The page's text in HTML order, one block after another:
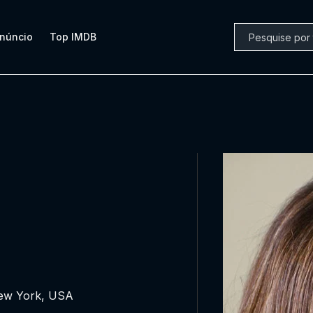
Top IMDB
York, USA